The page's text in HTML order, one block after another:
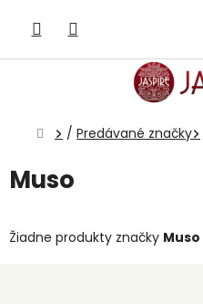
obsah
Domov
/ Predávané značky
Muso
Žiadne produkty značky Muso